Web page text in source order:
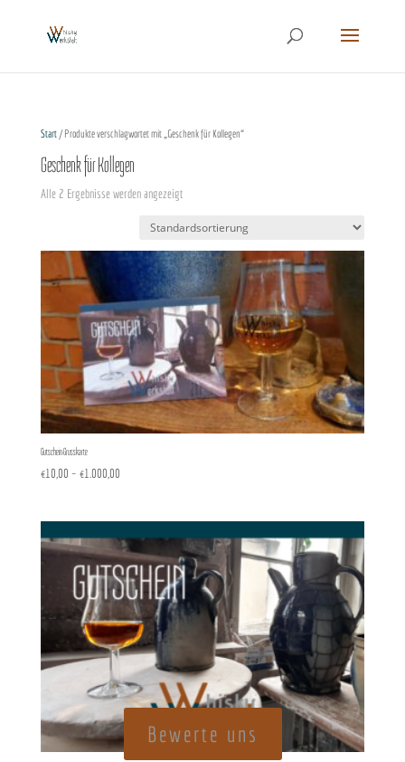
Start/ Produkte verschlagwortet mit „Geschenk für Kollegen“
Geschenk für Kollegen
Alle 2 Ergebnisse werden angezeigt
Gutschein-Grusskarte
€10,00 – €1.000,00Preisspanne:
€1.000,00
Bewerte uns